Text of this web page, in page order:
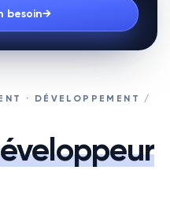
· DÉVELOPPEMENT /
besoin→